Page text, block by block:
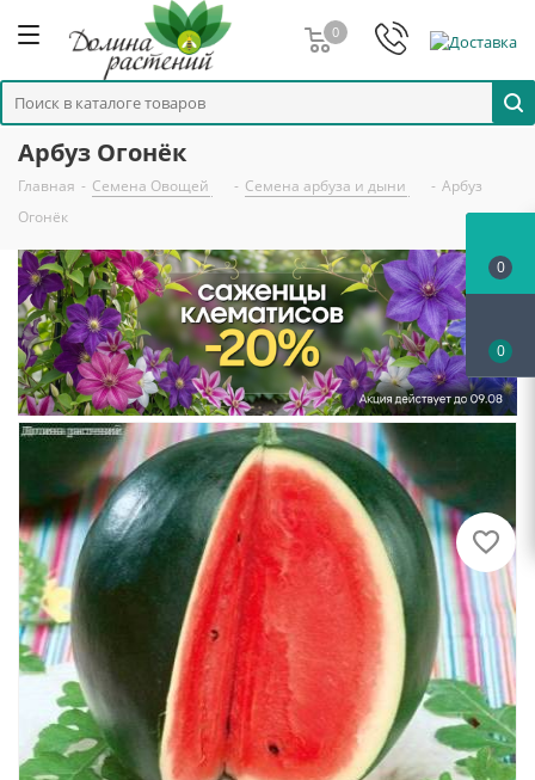
0
Арбуз Огонёк
Главная - Семена Овощей - Семена арбуза и дыни - Арбуз
Огонёк
0
0